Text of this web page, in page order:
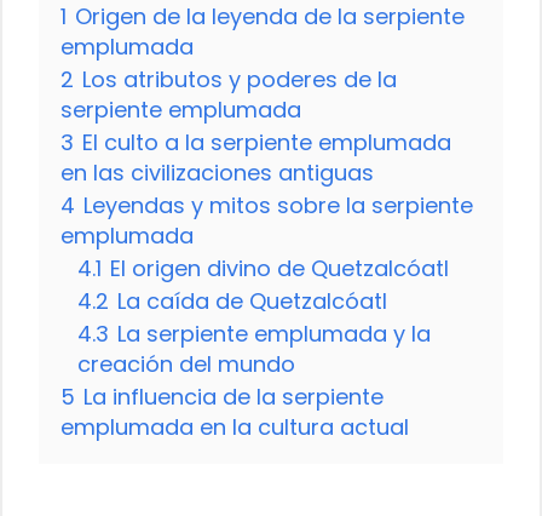
1 Origen de la leyenda de la serpiente
emplumada
2 Los atributos y poderes de la
serpiente emplumada
3 El culto a la serpiente emplumada
en las civilizaciones antiguas
4 Leyendas y mitos sobre la serpiente
emplumada
4.1 El origen divino de Quetzalcóatl
4.2 La caída de Quetzalcóatl
4.3 La serpiente emplumada y la
creación del mundo
5 La influencia de la serpiente
emplumada en la cultura actual